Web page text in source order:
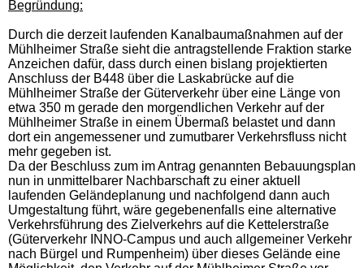
Begründung:
Durch die derzeit laufenden Kanalbaumaßnahmen auf der
Mühlheimer Straße sieht die antragstellende Fraktion starke
Anzeichen dafür, dass durch einen bislang projektierten
Anschluss der B448 über die Laskabrücke auf die
Mühlheimer Straße der Güterverkehr über eine Länge von
etwa 350 m gerade den morgendlichen Verkehr auf der
Mühlheimer Straße in einem Übermaß belastet und dann
dort ein angemessener und zumutbarer Verkehrsfluss nicht
mehr gegeben ist.
Da der Beschluss zum im Antrag genannten Bebauungsplan
nun in unmittelbarer Nachbarschaft zu einer aktuell
laufenden Geländeplanung und nachfolgend dann auch
Umgestaltung führt, wäre gegebenenfalls eine alternative
Verkehrsführung des Zielverkehrs auf die Kettelerstraße
(Güterverkehr INNO-Campus und auch allgemeiner Verkehr
nach Bürgel und Rumpenheim) über dieses Gelände eine